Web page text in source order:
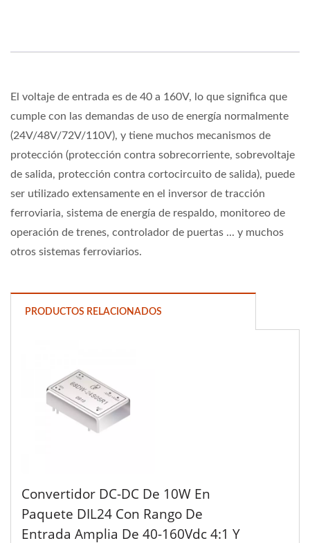
El voltaje de entrada es de 40 a 160V, lo que significa que
cumple con las demandas de uso de energía normalmente
(24V/48V/72V/110V), y tiene muchos mecanismos de
protección (protección contra sobrecorriente, sobrevoltaje
de salida, protección contra cortocircuito de salida), puede
ser utilizado extensamente en el inversor de tracción
ferroviaria, sistema de energía de respaldo, monitoreo de
operación de trenes, controlador de puertas ... y muchos
otros sistemas ferroviarios.
PRODUCTOS RELACIONADOS
Convertidor DC-DC De 10W En
Paquete DIL24 Con Rango De
Entrada Amplia De 40-160Vdc 4:1 Y